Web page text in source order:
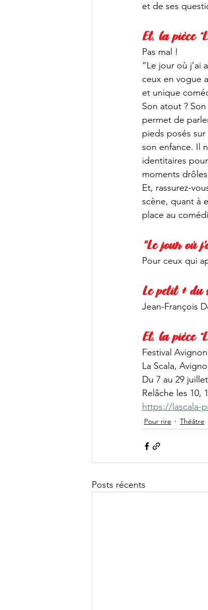
et de ses
Et, la pièce
Pas mal !
“Le jour où j’ai
ceux en vogue
et unique
Son atout ?
permet de
pieds posés
son enfance. Il
identitaires
moments
Et, rassurez-
scène, quant à
place au
"Le jour où
Pour ceux qui
Le petit + du
Jean-François
Et, la pièce
Festival
La Scala,
Du 7 au 29
Relâche les 10,
https://lascala-
Pour rire Théâtre
Posts récents